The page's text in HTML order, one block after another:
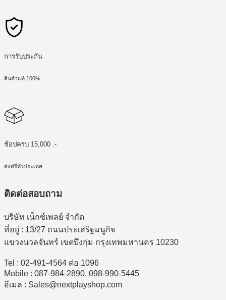
การรับประกัน
สินค้าแท้ 100%
ช้อปครบ 15,000 .-
ส่งฟรีทั่วประเทศ
ติดต่อสอบถาม
บริษัท เน็กซ์เพลย์ จำกัด
ที่อยู่ : 13/27 ถนนประเสริฐมนูกิจ
แขวงนวลจันทร์ เขตบึงกุ่ม กรุงเทพมหานคร 10230
Tel : 02-491-4564 ต่อ 1096
Mobile : 087-984-2890, 098-990-5445
อีเมล : Sales@nextplayshop.com